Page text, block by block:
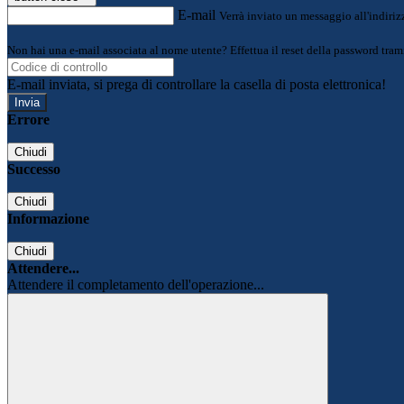
E-mail Verrà inviato un messaggio
Non hai una e-mail associata al nome utente? Effettua il reset della password
E-mail inviata, si prega di controllare la casella di posta elettronica!
Errore
Chiudi
Successo
Chiudi
Informazione
Chiudi
Attendere...
Attendere il completamento dell'operazione...